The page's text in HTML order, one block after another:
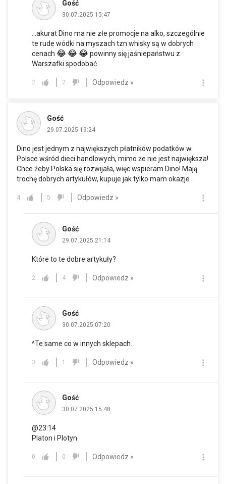
Gość
30.07.2025 15:47
...akurat Dino ma nie złe promocje na alko, szczególnie
te rude wódki na myszach tzn whisky są w dobrych
cenach 😂 😂 😂 powinny się jaśniepaństwu z
Warszafki spodobać
2 2 Odpowiedz »
Gość
29.07.2025 19:24
Dino jest jednym z największych płatników podatków w
Polsce wśród dieci handlowych, mimo że nie jest największa!
Chce żeby Polska się rozwijała, więc wspieram Dino! Mają
trochę dobrych artykułów, kupuje jak tylko mam okazje .
4 5 Odpowiedz »
Gość
29.07.2025 21:14
Które to te dobre artykuły?
2 4 Odpowiedz »
Gość
30.07.2025 07:20
^Te same co w innych sklepach.
3 1 Odpowiedz »
Gość
30.07.2025 15:48
@23:14
Platon i Plotyn
0 0 Odpowiedz »